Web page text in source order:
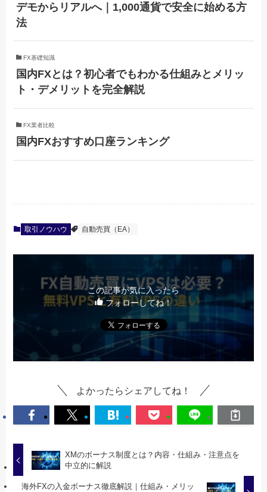
デモからリアルへ｜1,000通貨で安全に始める方
法
FX基礎知識
国内FXとは？初心者でもわかる仕組みとメリッ
ト・デメリットを完全解説
FX業者比較
国内FXおすすめ口座ランキング
取引ノウハウ 自動売買（EA）
この記事が気に入ったら
フォローしてね！
よかったらシェアしてね！
XMのボーナス制度とは？内容・仕組み・注意点を
中立的に解説
海外FXの入金ボーナス徹底解説｜仕組み・メリッ